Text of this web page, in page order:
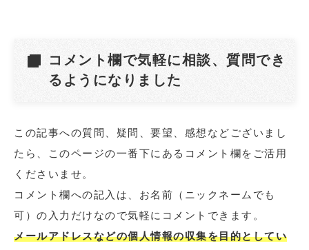
コメント欄で気軽に相談、質問でき
るようになりました
この記事への質問、疑問、要望、感想などございまし
たら、このページの一番下にあるコメント欄をご活用
くださいませ。
コメント欄への記入は、お名前（ニックネームでも
可）の入力だけなので気軽にコメントできます。
メールアドレスなどの個人情報の収集を目的としてい